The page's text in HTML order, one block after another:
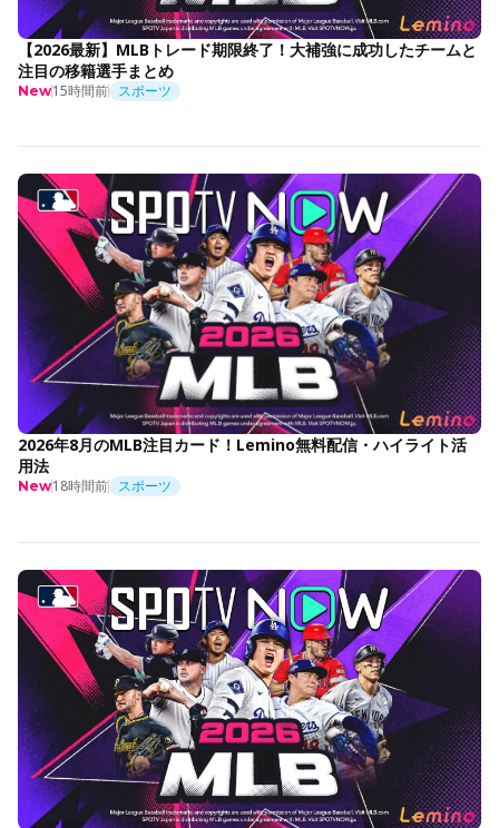
【2026最新】MLBトレード期限終了！大補強に成功したチームと
注目の移籍選手まとめ
New15時間前 スポーツ
2026年8月のMLB注目カード！Lemino無料配信・ハイライト活
用法
New18時間前 スポーツ